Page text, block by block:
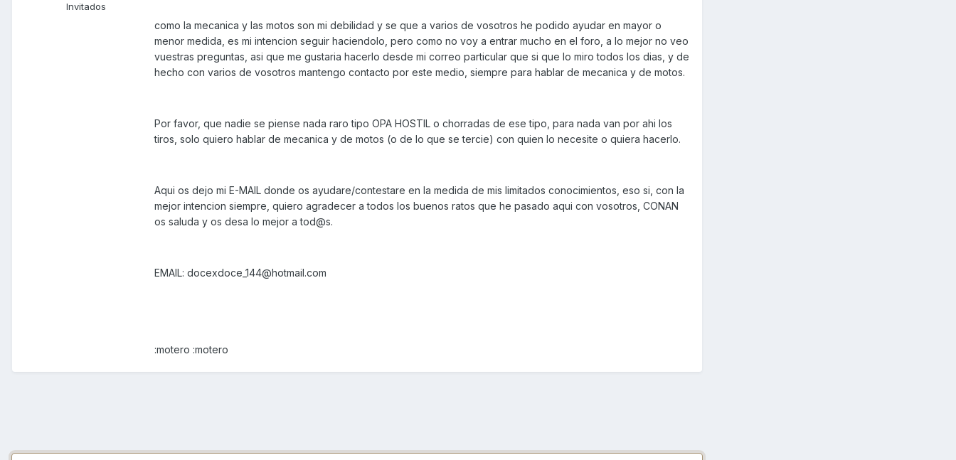
Invitados
como la mecanica y las motos son mi debilidad y se que a varios de vosotros he podido ayudar en mayor o
menor medida, es mi intencion seguir haciendolo, pero como no voy a entrar mucho en el foro, a lo mejor no veo
vuestras preguntas, asi que me gustaria hacerlo desde mi correo particular que si que lo miro todos los dias, y de
hecho con varios de vosotros mantengo contacto por este medio, siempre para hablar de mecanica y de motos.
Por favor, que nadie se piense nada raro tipo OPA HOSTIL o chorradas de ese tipo, para nada van por ahi los
tiros, solo quiero hablar de mecanica y de motos (o de lo que se tercie) con quien lo necesite o quiera hacerlo.
Aqui os dejo mi E-MAIL donde os ayudare/contestare en la medida de mis limitados conocimientos, eso si, con la
mejor intencion siempre, quiero agradecer a todos los buenos ratos que he pasado aqui con vosotros, CONAN
os saluda y os desa lo mejor a tod@s.
EMAIL: docexdoce_144@hotmail.com
:motero :motero